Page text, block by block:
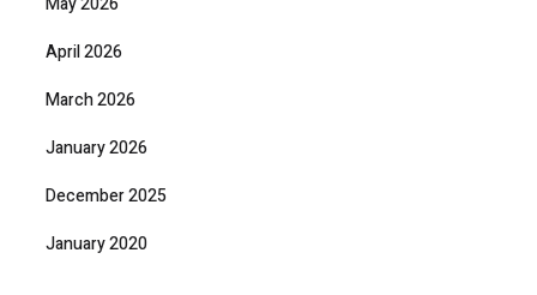
April 2026
March 2026
January 2026
December 2025
January 2020